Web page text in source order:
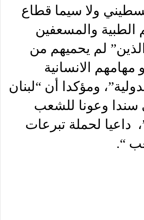
ولا سيما قطاع
الطبية والمسعفين
الذين” لم يحميهم من
الانسانية
ومؤكدا أن “لبنان
سندا وعونا للشعب
داعيا لحملة تبرعات
“.